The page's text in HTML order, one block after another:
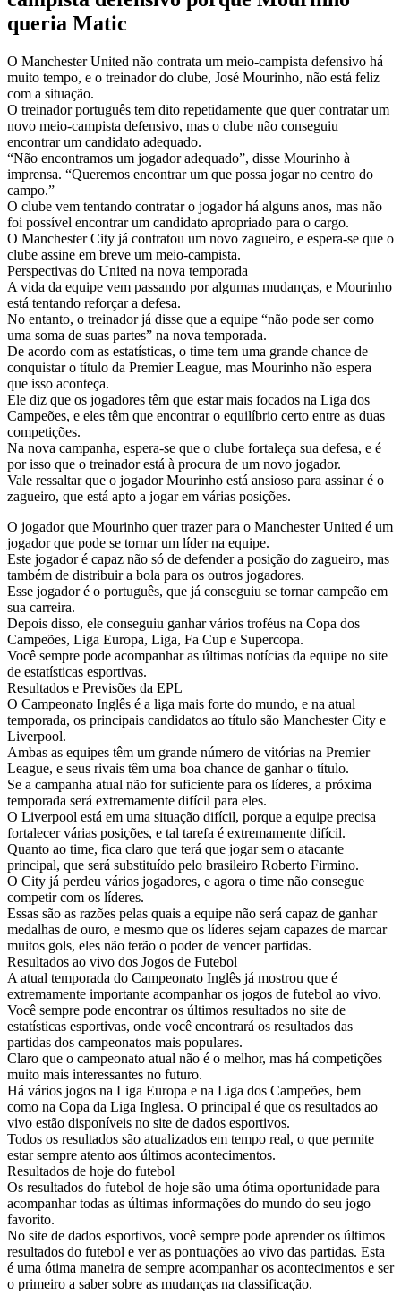
queria Matic
O Manchester United não contrata um meio-campista defensivo há
muito tempo, e o treinador do clube, José Mourinho, não está feliz
com a situação.
O treinador português tem dito repetidamente que quer contratar um
novo meio-campista defensivo, mas o clube não conseguiu
encontrar um candidato adequado.
“Não encontramos um jogador adequado”, disse Mourinho à
imprensa. “Queremos encontrar um que possa jogar no centro do
campo.”
O clube vem tentando contratar o jogador há alguns anos, mas não
foi possível encontrar um candidato apropriado para o cargo.
O Manchester City já contratou um novo zagueiro, e espera-se que o
clube assine em breve um meio-campista.
Perspectivas do United na nova temporada
A vida da equipe vem passando por algumas mudanças, e Mourinho
está tentando reforçar a defesa.
No entanto, o treinador já disse que a equipe “não pode ser como
uma soma de suas partes” na nova temporada.
De acordo com as estatísticas, o time tem uma grande chance de
conquistar o título da Premier League, mas Mourinho não espera
que isso aconteça.
Ele diz que os jogadores têm que estar mais focados na Liga dos
Campeões, e eles têm que encontrar o equilíbrio certo entre as duas
competições.
Na nova campanha, espera-se que o clube fortaleça sua defesa, e é
por isso que o treinador está à procura de um novo jogador.
Vale ressaltar que o jogador Mourinho está ansioso para assinar é o
zagueiro, que está apto a jogar em várias posições.
O jogador que Mourinho quer trazer para o Manchester United é um
jogador que pode se tornar um líder na equipe.
Este jogador é capaz não só de defender a posição do zagueiro, mas
também de distribuir a bola para os outros jogadores.
Esse jogador é o português, que já conseguiu se tornar campeão em
sua carreira.
Depois disso, ele conseguiu ganhar vários troféus na Copa dos
Campeões, Liga Europa, Liga, Fa Cup e Supercopa.
Você sempre pode acompanhar as últimas notícias da equipe no site
de estatísticas esportivas.
Resultados e Previsões da EPL
O Campeonato Inglês é a liga mais forte do mundo, e na atual
temporada, os principais candidatos ao título são Manchester City e
Liverpool.
Ambas as equipes têm um grande número de vitórias na Premier
League, e seus rivais têm uma boa chance de ganhar o título.
Se a campanha atual não for suficiente para os líderes, a próxima
temporada será extremamente difícil para eles.
O Liverpool está em uma situação difícil, porque a equipe precisa
fortalecer várias posições, e tal tarefa é extremamente difícil.
Quanto ao time, fica claro que terá que jogar sem o atacante
principal, que será substituído pelo brasileiro Roberto Firmino.
O City já perdeu vários jogadores, e agora o time não consegue
competir com os líderes.
Essas são as razões pelas quais a equipe não será capaz de ganhar
medalhas de ouro, e mesmo que os líderes sejam capazes de marcar
muitos gols, eles não terão o poder de vencer partidas.
Resultados ao vivo dos Jogos de Futebol
A atual temporada do Campeonato Inglês já mostrou que é
extremamente importante acompanhar os jogos de futebol ao vivo.
Você sempre pode encontrar os últimos resultados no site de
estatísticas esportivas, onde você encontrará os resultados das
partidas dos campeonatos mais populares.
Claro que o campeonato atual não é o melhor, mas há competições
muito mais interessantes no futuro.
Há vários jogos na Liga Europa e na Liga dos Campeões, bem
como na Copa da Liga Inglesa. O principal é que os resultados ao
vivo estão disponíveis no site de dados esportivos.
Todos os resultados são atualizados em tempo real, o que permite
estar sempre atento aos últimos acontecimentos.
Resultados de hoje do futebol
Os resultados do futebol de hoje são uma ótima oportunidade para
acompanhar todas as últimas informações do mundo do seu jogo
favorito.
No site de dados esportivos, você sempre pode aprender os últimos
resultados do futebol e ver as pontuações ao vivo das partidas. Esta
é uma ótima maneira de sempre acompanhar os acontecimentos e ser
o primeiro a saber sobre as mudanças na classificação.